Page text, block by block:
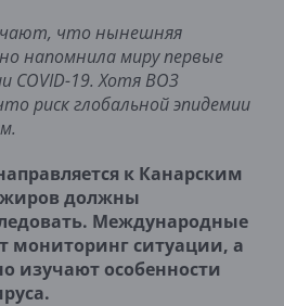
что нынешняя
напомнила миру первые
COVID-19. Хотя ВОЗ
риск глобальной эпидемии
к Канарским
должны
Международные
мониторинг ситуации, а
изучают особенности